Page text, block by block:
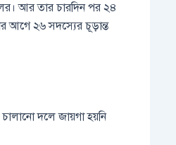
আর তার চারদিন পর ২৪
আগে ২৬ সদস্যের চূড়ান্ত
দলে জায়গা হয়নি